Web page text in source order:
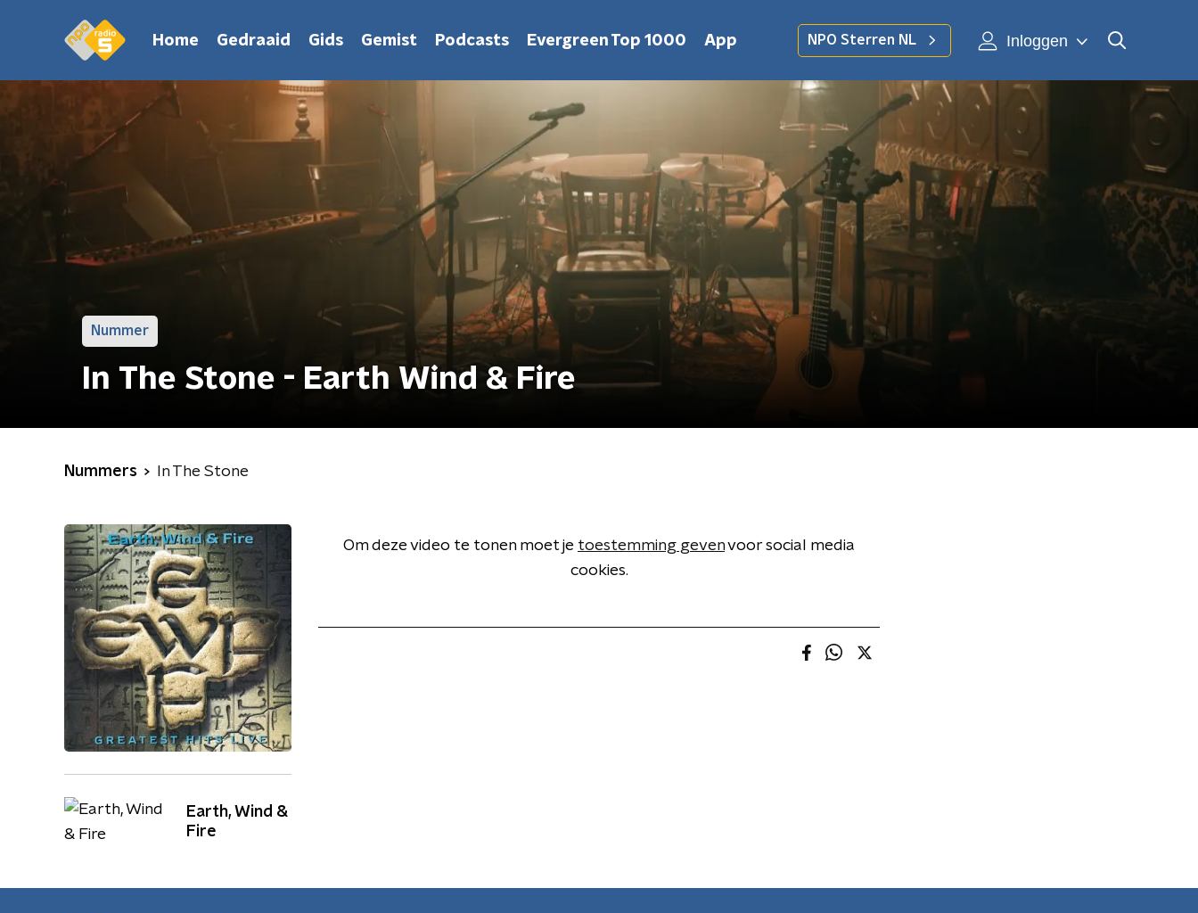
Home Gedraaid Gids Gemist Podcasts Evergreen Top 1000 App NPO Sterren NL Inloggen
Nummer
In The Stone - Earth Wind & Fire
Nummers In The Stone
Earth, Wind &
Fire
Om deze video te tonen moet je toestemming gevenvoor social media
cookies.